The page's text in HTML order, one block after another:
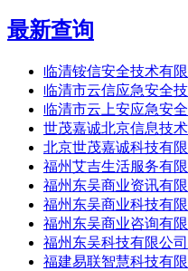
最新查询
临清铵信安全技术有
临清市云信应急安全
临清市云上安应急安
世茂嘉诚北京信息技
北京世茂嘉诚科技有限
福州艾吉生活服务有限
福州东吴商业资讯有限
福州东吴商业科技有限
福州东吴商业咨询有限
福州东吴科技有限公司
福建易联智慧科技有限